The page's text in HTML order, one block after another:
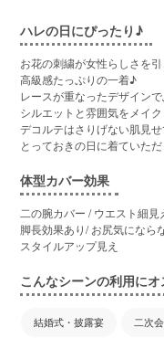
ハレの日にぴったり♪
お花の刺繍が女性らしさを
高級感たっぷりの一着♪
レースが重なったデザイン
シルエットと雰囲気をメイク
デコルテはさりげない肌見せ
とっておきの日に着ていただ
体型カバー効果
二の腕カバー / ウエスト細見
脚長効果あり/ お尻気になら
スタイルアップ見え
こんなシーンの利用にオ
結婚式・披露宴 二次